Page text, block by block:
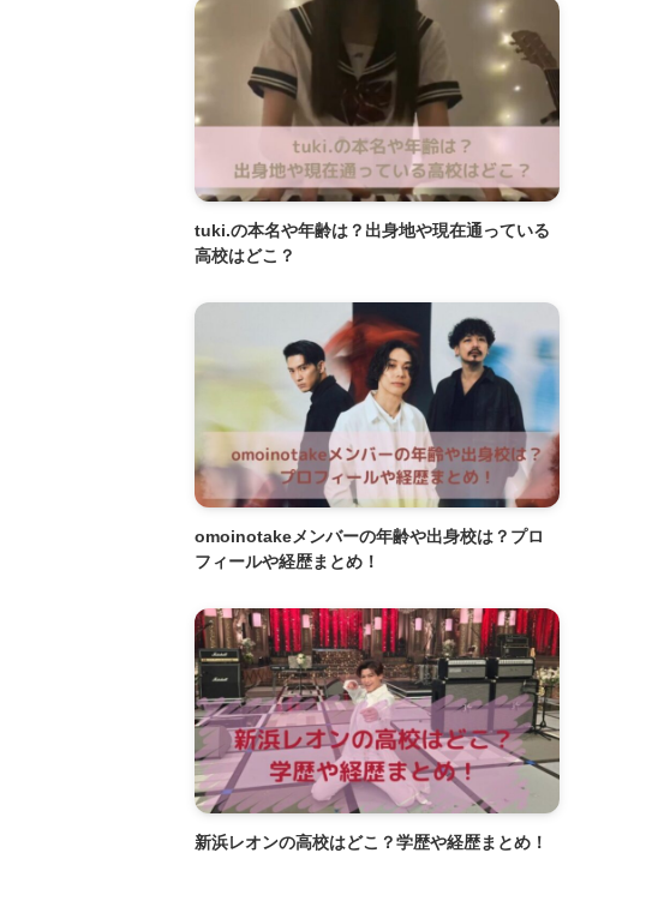
tuki.の本名や年齢は？出身地や現在通っている
高校はどこ？
omoinotakeメンバーの年齢や出身校は？プロ
フィールや経歴まとめ！
新浜レオンの高校はどこ？学歴や経歴まとめ！